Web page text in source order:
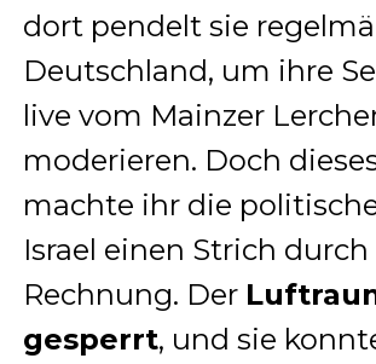
dort pendelt sie
Deutschland, um ihre
live vom Mainzer
moderieren. Doch
machte ihr die
Israel einen Strich durch
Rechnung. Der
gesperrt, und sie